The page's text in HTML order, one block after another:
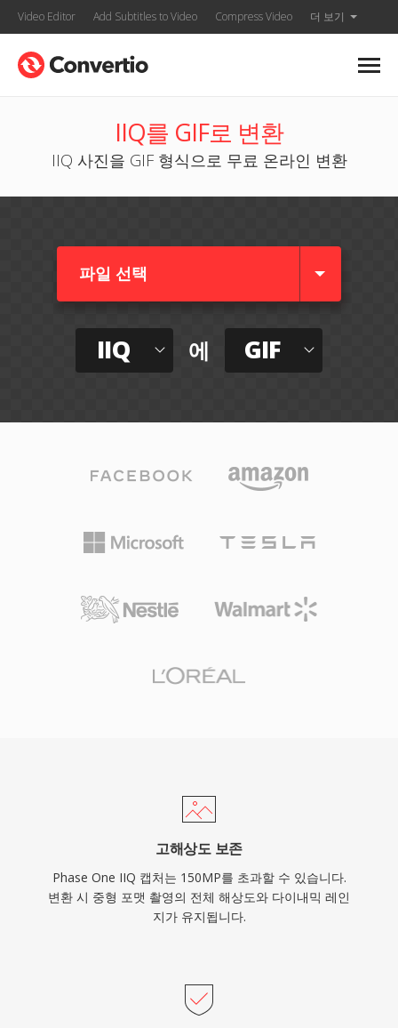
Video Editor Add Subtitles to Video Compress Video 더 보기
IIQ를 GIF로 변환
IIQ 사진을 GIF 형식으로 무료 온라인 변환
파일 선택
IIQ 에 GIF
고해상도 보존
Phase One IIQ 캡처는 150MP를 초과할 수 있습니다.
변환 시 중형 포맷 촬영의 전체 해상도와 다이내믹 레인
지가 유지됩니다.